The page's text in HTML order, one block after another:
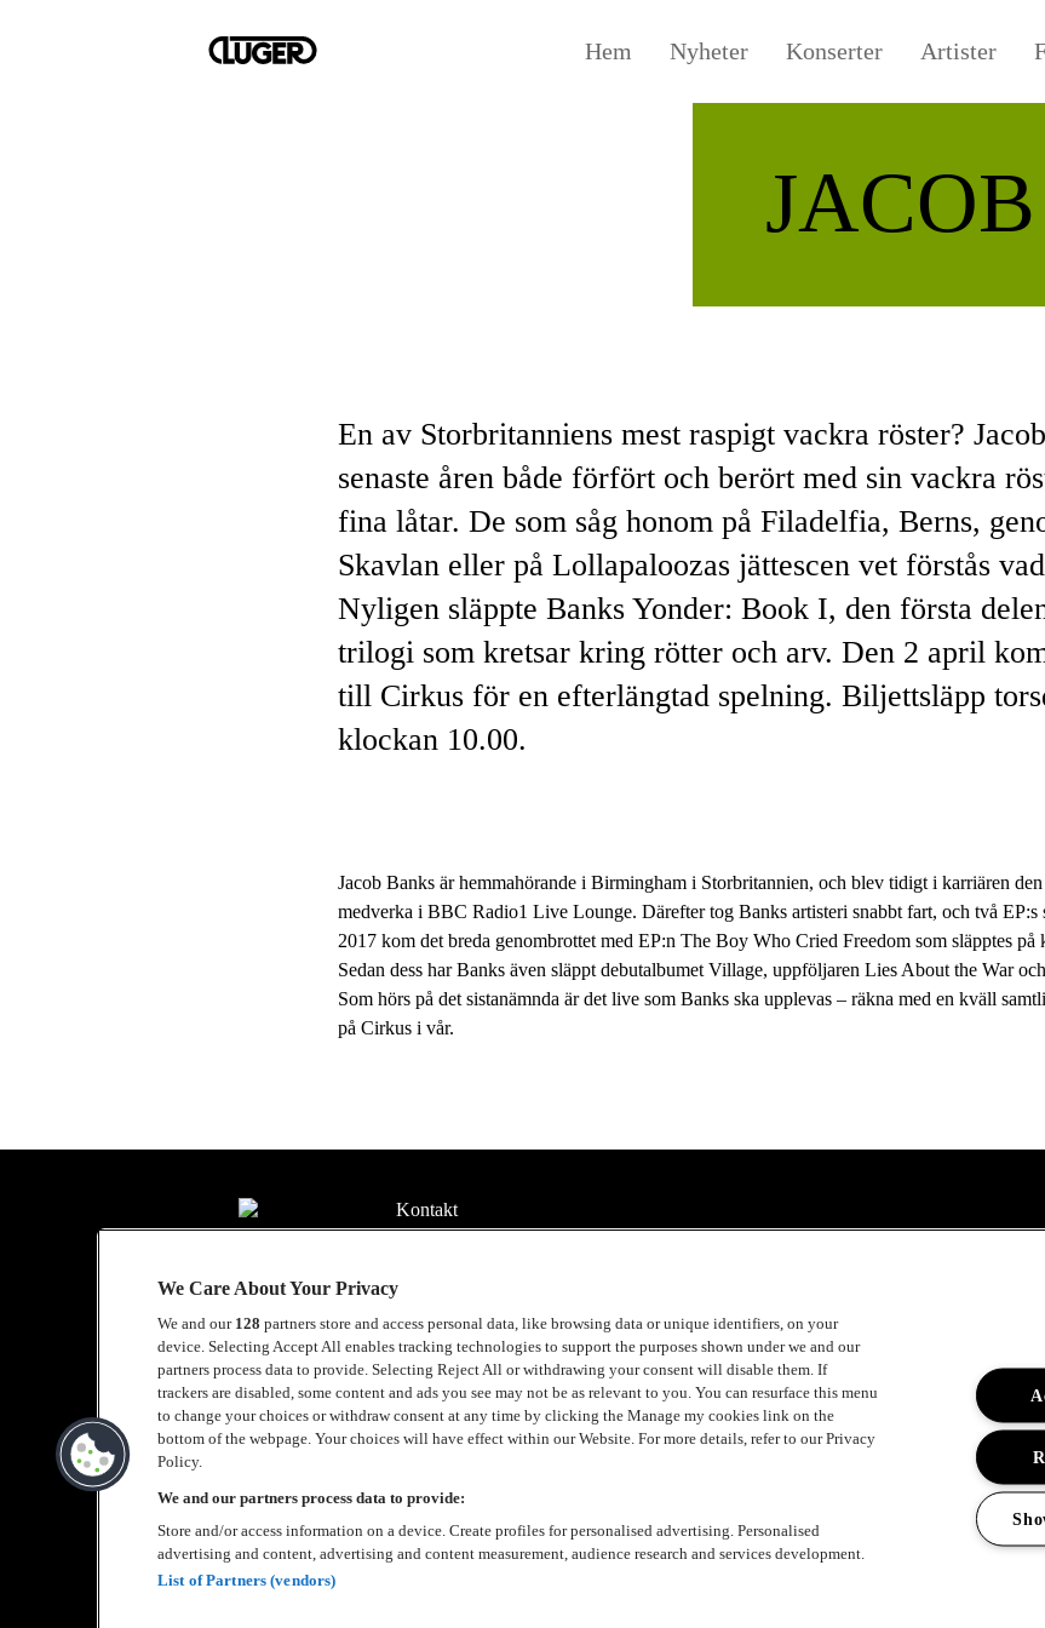
Hem Nyheter Konserter Artister
En av Storbritanniens mest raspigt vackra röster?
senaste åren både förfört och berört med sin vackra
fina låtar. De som såg honom på Filadelfia, Berns,
Skavlan eller på Lollapaloozas jättescen vet förstås
Nyligen släppte Banks Yonder: Book I, den första
trilogi som kretsar kring rötter och arv. Den 2 april
till Cirkus för en efterlängtad spelning. Biljettsläpp
klockan 10.00.
Jacob Banks är hemmahörande i Birmingham i Storbritannien, och blev tidigt i karriären den
medverka i BBC Radio1 Live Lounge. Därefter tog Banks artisteri snabbt fart, och två EP:s
2017 kom det breda genombrottet med EP:n The Boy Who Cried Freedom som släpptes på
Sedan dess har Banks även släppt debutalbumet Village, uppföljaren Lies About the War
Som hörs på det sistanämnda är det live som Banks ska upplevas – räkna med en kväll
på Cirkus i vår.
Kontakt
Samarbeten
Boka artist
English
Cookiepolicy
We Care About Your Privacy
We and our 128 partners store and access personal data, like browsing data or unique identifiers, on your
device. Selecting Accept All enables tracking technologies to support the purposes shown under we and our
partners process data to provide. Selecting Reject All or withdrawing your consent will disable them. If
trackers are disabled, some content and ads you see may not be as relevant to you. You can resurface this menu
to change your choices or withdraw consent at any time by clicking the Manage my cookies link on the
bottom of the webpage. Your choices will have effect within our Website. For more details, refer to our Privacy
Policy.
We and our partners process data to provide:
Store and/or access information on a device. Create profiles for personalised advertising. Personalised
advertising and content, advertising and content measurement, audience research and services development.
List of Partners (vendors)